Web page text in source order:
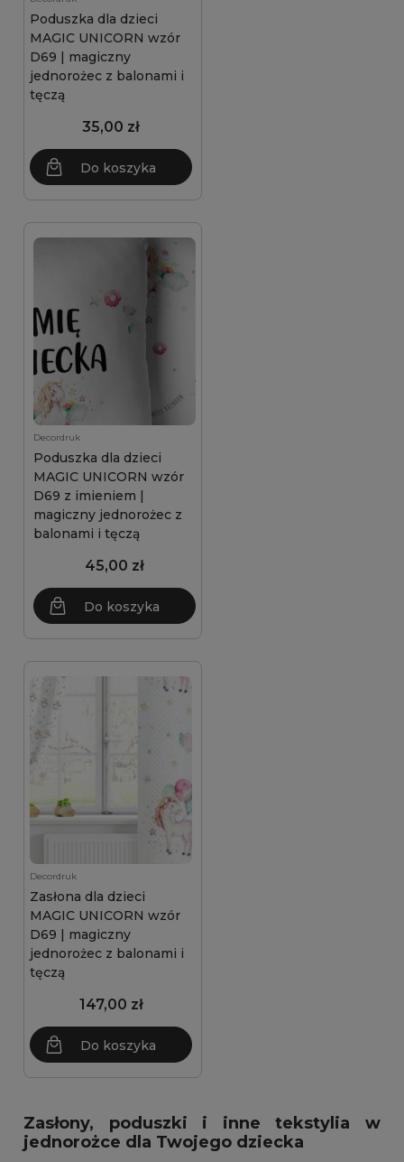
Poduszka dla dzieci
MAGIC UNICORN wzór
D69 | magiczny
jednorożec z balonami i
tęczą
35,00 zł
Do koszyka
Decordruk
Poduszka dla dzieci
MAGIC UNICORN wzór
D69 z imieniem |
magiczny jednorożec z
balonami i tęczą
45,00 zł
Do koszyka
Decordruk
Zasłona dla dzieci
MAGIC UNICORN wzór
D69 | magiczny
jednorożec z balonami i
tęczą
147,00 zł
Do koszyka
Zasłony, poduszki i inne tekstylia w
jednorożce dla Twojego dziecka